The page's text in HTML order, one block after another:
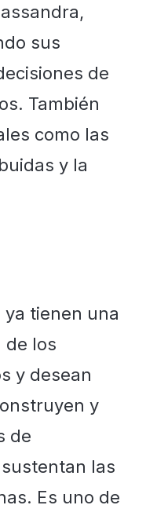
sus
de
También
como las
y la
tienen una
de los
y desean
y
de
las
Es uno de